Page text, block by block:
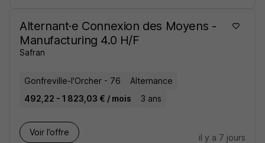
Alternant·e Connexion des Moyens -
Manufacturing 4.0 H/F
Safran
Gonfreville-l'Orcher - 76
Alternance
492,22 - 1 823,03 € / mois
3 ans
Voir l’offre
il y a 7 jours